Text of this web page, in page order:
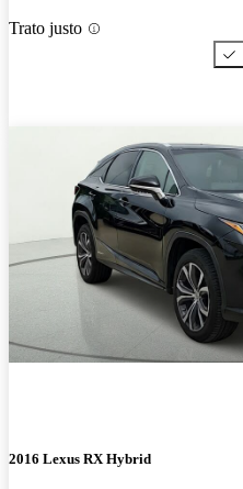
Trato justo
2016 Lexus RX Hybrid